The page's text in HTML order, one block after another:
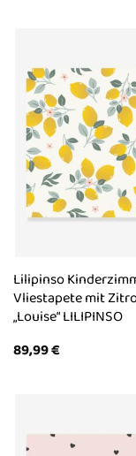
Lilipinso
Vliestapete mit
„Louise“ LILIPINSO
89,99€